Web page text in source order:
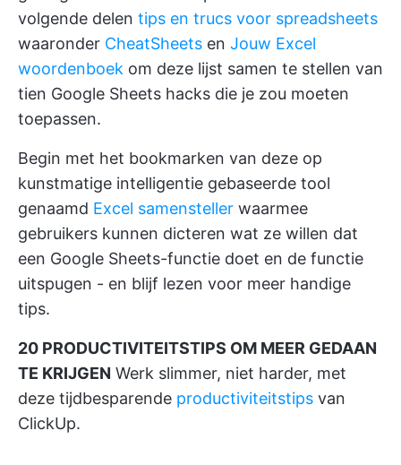
volgende delen tips en trucs voor spreadsheets
waaronder CheatSheets en Jouw Excel
woordenboek om deze lijst samen te stellen van
tien Google Sheets hacks die je zou moeten
toepassen.
Begin met het bookmarken van deze op
kunstmatige intelligentie gebaseerde tool
genaamd Excel samensteller waarmee
gebruikers kunnen dicteren wat ze willen dat
een Google Sheets-functie doet en de functie
uitspugen - en blijf lezen voor meer handige
tips.
20 PRODUCTIVITEITSTIPS OM MEER GEDAAN
TE KRIJGEN Werk slimmer, niet harder, met
deze tijdbesparende productiviteitstips van
ClickUp.